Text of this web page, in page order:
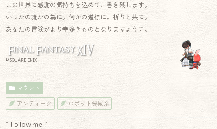
この世界に感謝の気持ちを込めて、書き残します。
いつかの誰かの為に。何かの道標に。祈りと共に。
あなたの冒険がより幸多きものとなりますように。
© SQUARE ENIX
マウント
アンティーク ロボット機械系
* Follow me! *